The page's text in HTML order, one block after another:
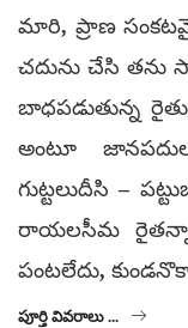
మారి, ప్రాణ సంకటమై
చదును చేసి తను
బాధపడుతున్న
అంటూ
గుట్టలుదీసి –
రాయలసీమ
పంటలేదు,
పూర్తి వివరాలు ...